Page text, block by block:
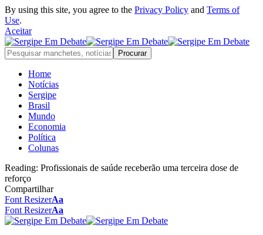
By using this site, you agree to the Privacy Policy and Terms of
Use.
Aceitar
Home
Notícias
Sergipe
Brasil
Mundo
Economia
Política
Colunas
Reading: Profissionais de saúde receberão uma terceira dose de
reforço
Compartilhar
Font ResizerAa
Font ResizerAa